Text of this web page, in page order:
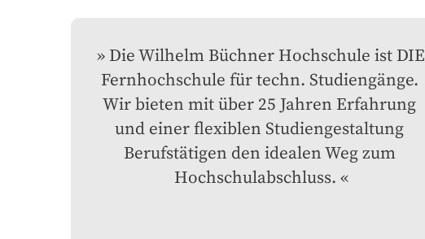
Die Wilhelm Büchner Hochschule ist DIE
Fernhochschule für techn. Studiengänge.
Wir bieten mit über 25 Jahren Erfahrung
und einer flexiblen Studiengestaltung
Berufstätigen den idealen Weg zum
Hochschulabschluss.